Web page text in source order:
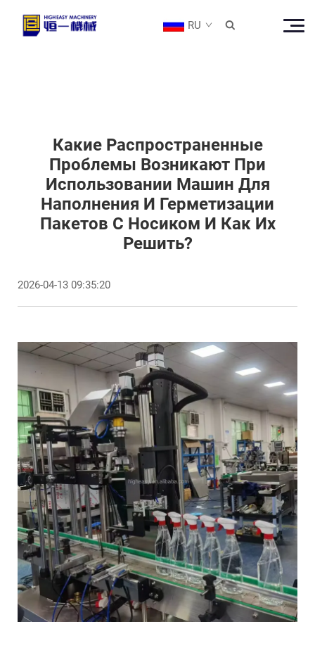
RU 
Какие Распространенные
Проблемы Возникают При
Использовании Машин Для
Наполнения И Герметизации
Пакетов С Носиком И Как Их
Решить?
2026-04-13 09:35:20